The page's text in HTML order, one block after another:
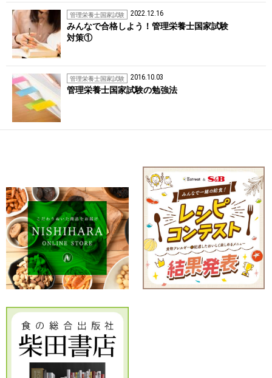
管理栄養士国家試験 2022.12.16
みんなで合格しよう！管理栄養士国家試験
対策①
管理栄養士国家試験 2016.10.03
管理栄養士国家試験の勉強法